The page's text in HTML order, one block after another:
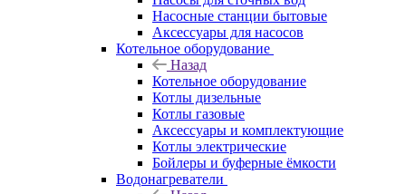
Насосные станции бытовые
Аксессуары для насосов
Котельное оборудование
Назад
Котельное оборудование
Котлы дизельные
Котлы газовые
Аксессуары и комплектующие
Котлы электрические
Бойлеры и буферные ёмкости
Водонагреватели